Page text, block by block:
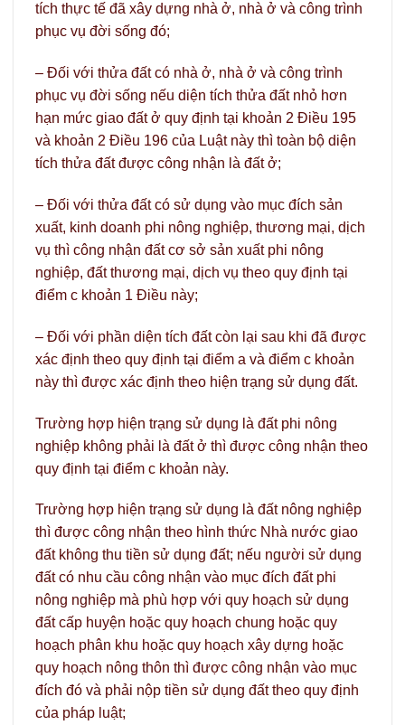
tích thực tế đã xây dựng nhà ở, nhà ở và công trình
phục vụ đời sống đó;
– Đối với thửa đất có nhà ở, nhà ở và công trình
phục vụ đời sống nếu diện tích thửa đất nhỏ hơn
hạn mức giao đất ở quy định tại khoản 2 Điều 195
và khoản 2 Điều 196 của Luật này thì toàn bộ diện
tích thửa đất được công nhận là đất ở;
– Đối với thửa đất có sử dụng vào mục đích sản
xuất, kinh doanh phi nông nghiệp, thương mại, dịch
vụ thì công nhận đất cơ sở sản xuất phi nông
nghiệp, đất thương mại, dịch vụ theo quy định tại
điểm c khoản 1 Điều này;
– Đối với phần diện tích đất còn lại sau khi đã được
xác định theo quy định tại điểm a và điểm c khoản
này thì được xác định theo hiện trạng sử dụng đất.
Trường hợp hiện trạng sử dụng là đất phi nông
nghiệp không phải là đất ở thì được công nhận theo
quy định tại điểm c khoản này.
Trường hợp hiện trạng sử dụng là đất nông nghiệp
thì được công nhận theo hình thức Nhà nước giao
đất không thu tiền sử dụng đất; nếu người sử dụng
đất có nhu cầu công nhận vào mục đích đất phi
nông nghiệp mà phù hợp với quy hoạch sử dụng
đất cấp huyện hoặc quy hoạch chung hoặc quy
hoạch phân khu hoặc quy hoạch xây dựng hoặc
quy hoạch nông thôn thì được công nhận vào mục
đích đó và phải nộp tiền sử dụng đất theo quy định
của pháp luật;